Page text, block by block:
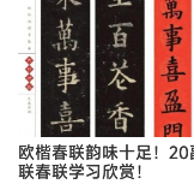
欧楷春联韵味十足！
联春联学习欣赏！